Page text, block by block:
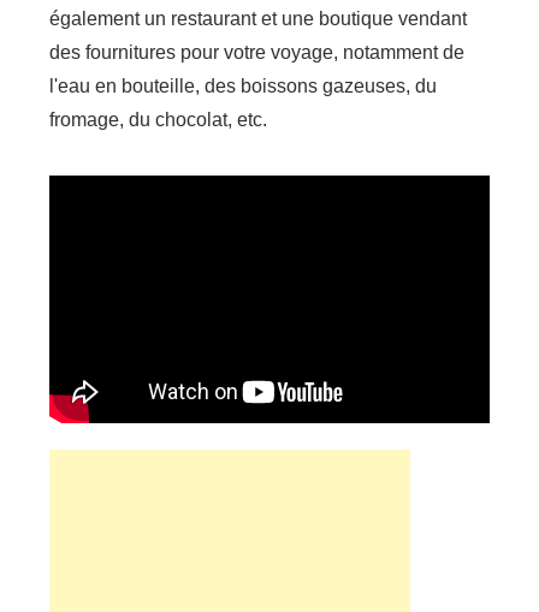
également un restaurant et une boutique vendant
des fournitures pour votre voyage, notamment de
l'eau en bouteille, des boissons gazeuses, du
fromage, du chocolat, etc.